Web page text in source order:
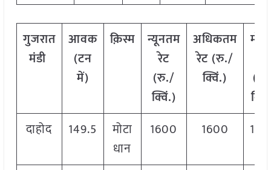
गुजरात
मंडी
आवक
(टन
में)
क़िस्म
न्यूनतम
रेट
(रु./
क्विं.)
अधिकतम
रेट (रु./
क्विं.)
दाहोद
149.5
मोटा
धान
1600 1600